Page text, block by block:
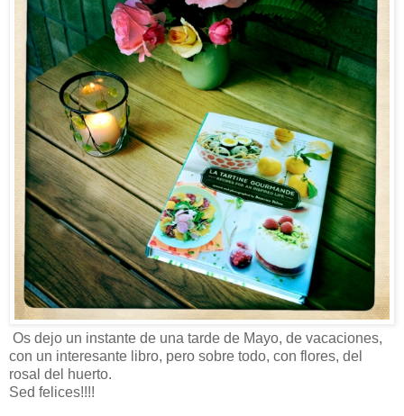
Os dejo un instante de una tarde de Mayo, de vacaciones,
con un interesante libro, pero sobre todo, con flores, del
rosal del huerto.
Sed felices!!!!